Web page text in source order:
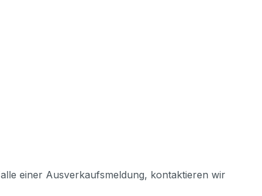
einer Ausverkaufsmeldung, kontaktieren wir